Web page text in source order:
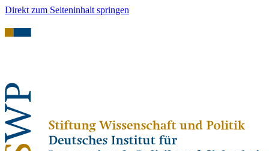
Direkt zum Seiteninhalt springen